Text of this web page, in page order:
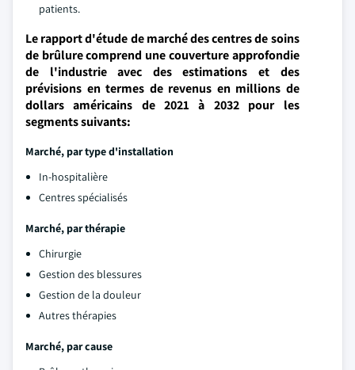
patients.
Le rapport d'étude de marché des centres de soins
de brûlure comprend une couverture approfondie
de l'industrie avec des estimations et des
prévisions en termes de revenus en millions de
dollars américains de 2021 à 2032 pour les
segments suivants:
Marché, par type d'installation
In-hospitalière
Centres spécialisés
Marché, par thérapie
Chirurgie
Gestion des blessures
Gestion de la douleur
Autres thérapies
Marché, par cause